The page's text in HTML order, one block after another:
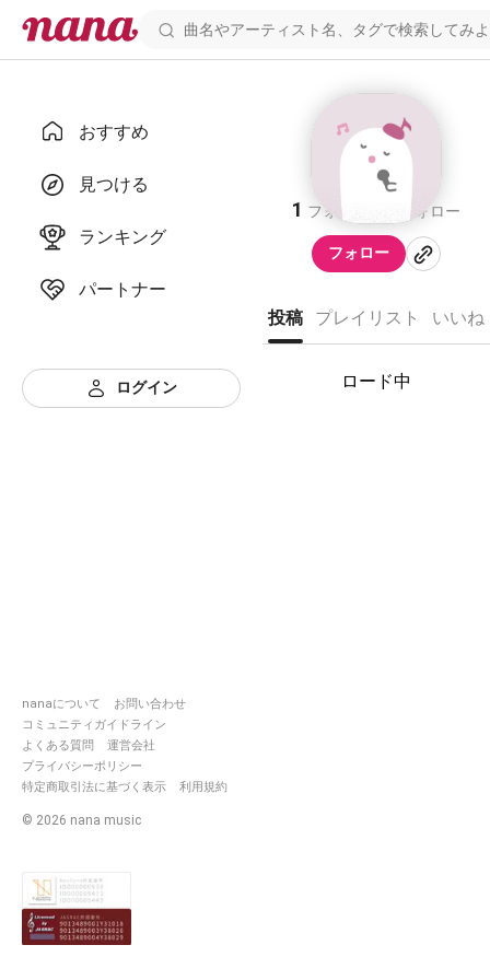
おすすめ
見つける
ランキング
パートナー
ログイン
nanaについて
お問い合わせ
コミュニティガイドライン
よくある質問
運営会社
プライバシーポリシー
特定商取引法に基づく表示
利用規約
© 2026 nana music
こつぶっこ
1 フォロワー フォロー
フォロー
投稿 プレイリスト いいね
ロード中